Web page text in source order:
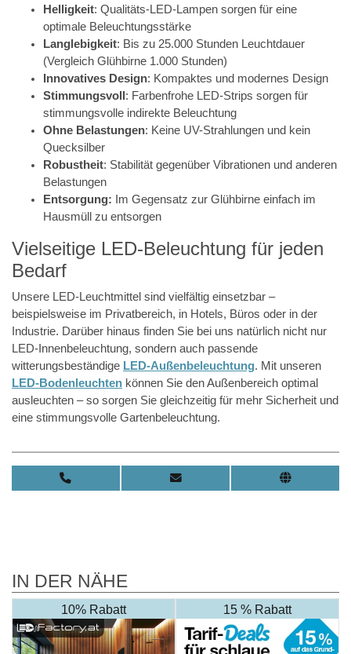
Helligkeit: Qualitäts-LED-Lampen sorgen für eine
optimale Beleuchtungsstärke
Langlebigkeit: Bis zu 25.000 Stunden Leuchtdauer
(Vergleich Glühbirne 1.000 Stunden)
Innovatives Design: Kompaktes und modernes Design
Stimmungsvoll : Farbenfrohe LED-Strips sorgen für
stimmungsvolle indirekte Beleuchtung
Ohne Belastungen: Keine UV-Strahlungen und kein
Quecksilber
Robustheit: Stabilität gegenüber Vibrationen und anderen
Belastungen
Entsorgung: Im Gegensatz zur Glühbirne einfach im
Hausmüll zu entsorgen
Vielseitige LED-Beleuchtung für jeden
Bedarf
Unsere LED-Leuchtmittel sind vielfältig einsetzbar –
beispielsweise im Privatbereich, in Hotels, Büros oder in der
Industrie. Darüber hinaus finden Sie bei uns natürlich nicht nur
LED-Innenbeleuchtung, sondern auch passende
witterungsbeständige LED-Außenbeleuchtung. Mit unseren
LED-Bodenleuchten können Sie den Außenbereich optimal
ausleuchten – so sorgen Sie gleichzeitig für mehr Sicherheit und
eine stimmungsvolle Gartenbeleuchtung.
IN DER NÄHE
10% Rabatt 15 % Rabatt